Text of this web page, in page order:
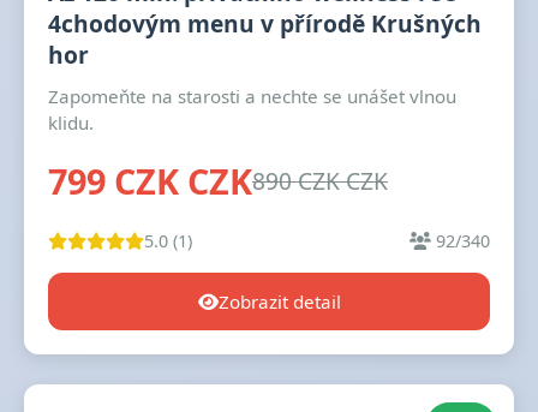
4chodovým menu v přírodě Krušných
hor
Zapomeňte na starosti a nechte se unášet vlnou
klidu.
799 CZK CZK890 CZK CZK
5.0 (1) 92/340
Zobrazit detail